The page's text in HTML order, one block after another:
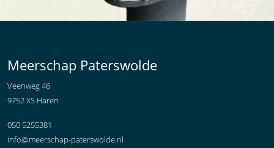
Meerschap Paterswolde
Veenweg 46
9752 XS Haren
050 5255381
info@meerschap-paterswolde.nl